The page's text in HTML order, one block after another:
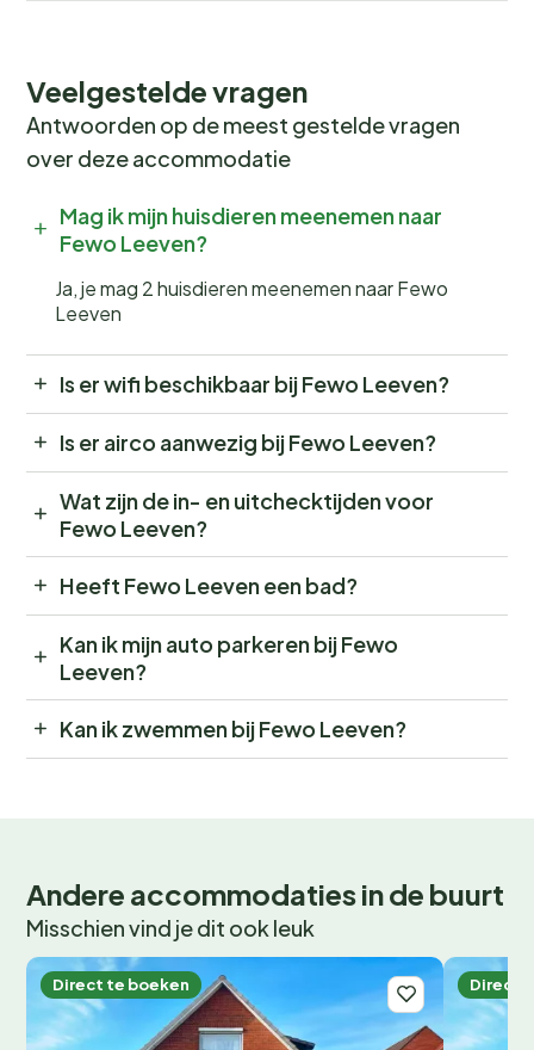
Veelgestelde vragen
Antwoorden op de meest gestelde vragen
over deze accommodatie
Mag ik mijn huisdieren meenemen naar
Fewo Leeven?
Ja, je mag 2 huisdieren meenemen naar Fewo
Leeven
Is er wifi beschikbaar bij Fewo Leeven?
Is er airco aanwezig bij Fewo Leeven?
Wat zijn de in- en uitchecktijden voor
Fewo Leeven?
Heeft Fewo Leeven een bad?
Kan ik mijn auto parkeren bij Fewo
Leeven?
Kan ik zwemmen bij Fewo Leeven?
Andere accommodaties in de buurt
Misschien vind je dit ook leuk
Direct te boeken Direct